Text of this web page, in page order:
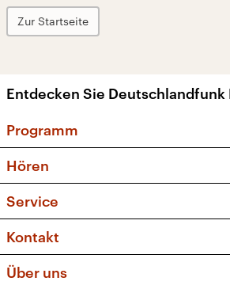
Zur Startseite
Entdecken Sie Deutschlandfunk
Programm
Sendungen und Podcasts
Musikliste
Kakadu – Das
Hören
Frequenzen (UKW + DAB+)
Service
FAQ
Apps
Newsletter
Kontakt
Über uns